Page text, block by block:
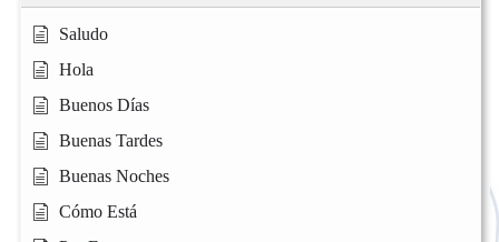
Saludo
Hola
Buenos Días
Buenas Tardes
Buenas Noches
Cómo Está